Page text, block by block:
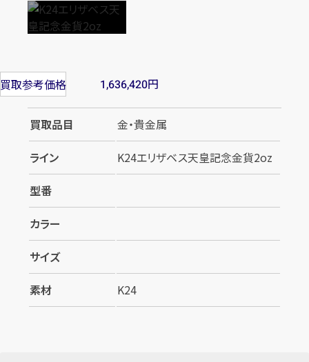
買取参考価格 1,636,420円
買取品目
金・貴金属
ライン
K24エリザベス天皇記念金貨2oz
型番
カラー
サイズ
素材
K24